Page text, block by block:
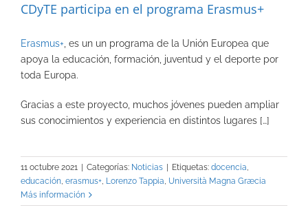
CDyTE participa en el programa Erasmus+
Erasmus+, es un un programa de la Unión Europea que
apoya la educación, formación, juventud y el deporte por
toda Europa.
Gracias a este proyecto, muchos jóvenes pueden ampliar
sus conocimientos y experiencia en distintos lugares […]
11 octubre 2021 Categorías: Noticias Etiquetas: docencia,
educación, erasmus+, Lorenzo Tappia, Università Magna Græcia
Más información